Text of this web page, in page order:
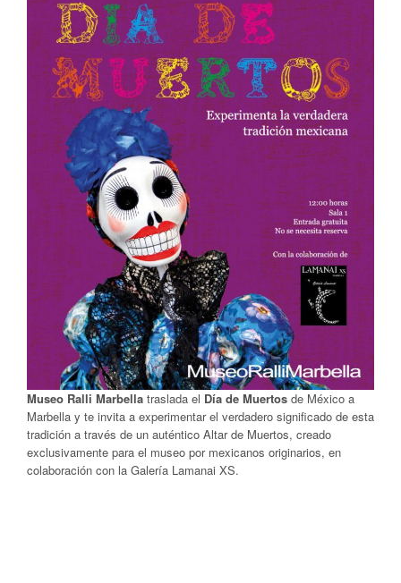
Museo Ralli Marbella traslada el Día de Muertos de México a
Marbella y te invita a experimentar el verdadero significado de esta
tradición a través de un auténtico Altar de Muertos, creado
exclusivamente para el museo por mexicanos originarios, en
colaboración con la Galería Lamanai XS.